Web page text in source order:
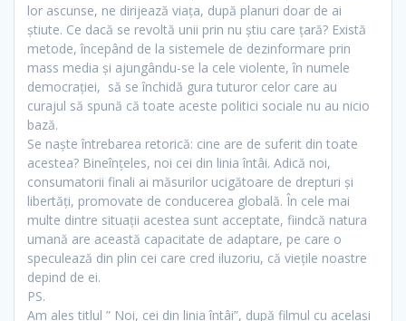
lor ascunse, ne dirijează viaţa, după planuri doar de ai
ştiute. Ce dacă se revoltă unii prin nu ştiu care ţară? Există
metode, începând de la sistemele de dezinformare prin
mass media şi ajungându-se la cele violente, în numele
democraţiei, să se închidă gura tuturor celor care au
curajul să spună că toate aceste politici sociale nu au nicio
bază.
Se naşte întrebarea retorică: cine are de suferit din toate
acestea? Bineînţeles, noi cei din linia întâi. Adică noi,
consumatorii finali ai măsurilor ucigătoare de drepturi şi
libertăţi, promovate de conducerea globală. În cele mai
multe dintre situaţii acestea sunt acceptate, fiindcă natura
umană are această capacitate de adaptare, pe care o
speculează din plin cei care cred iluzoriu, că vieţile noastre
depind de ei.
PS.
Am ales titlul ” Noi, cei din linia întâi”, după filmul cu acelaşi